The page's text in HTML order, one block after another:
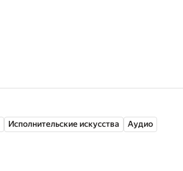
Исполнительские искусства Аудио